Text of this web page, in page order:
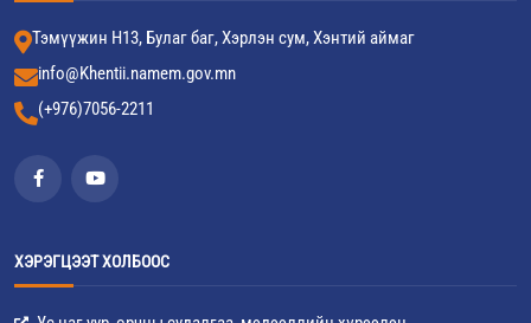
Тэмүүжин Н13, Булаг баг, Хэрлэн сум, Хэнтий аймаг
info@Khentii.namem.gov.mn
(+976)7056-2211
ХЭРЭГЦЭЭТ ХОЛБООС